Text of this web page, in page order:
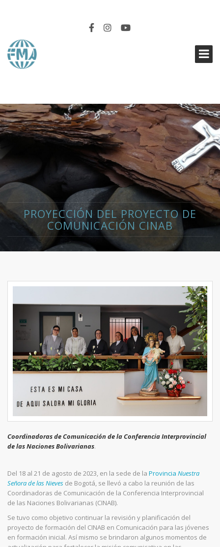
PROYECCIÓN DEL PROYECTO DE
COMUNICACIÓN CINAB
Coordinadoras de Comunicación de la Conferencia Interprovincial
de las Naciones Bolivarianas.
Del 18 al 21 de agosto de 2023, en la sede de la Provincia Nuestra
Señora de las Nieves de Bogotá, se llevó a cabo la reunión de las
Coordinadoras de Comunicación de la Conferencia Interprovincial
de las Naciones Bolivarianas (CINAB).
Se tuvo como objetivo continuar la revisión y planificación del
proyecto de formación del CINAB en Comunicación para las jóvenes
en formación inicial. Así mismo se brindaron algunos momentos de